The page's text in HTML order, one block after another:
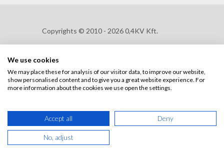
Copyrights © 2010 - 2026 0,4KV Kft.
Adatkezelési szabályzat
Adatkezelési tájékoztató
We use cookies
We may place these for analysis of our visitor data, to improve our website,
show personalised content and to give you a great website experience. For
more information about the cookies we use open the settings.
Accept all Deny
No, adjust